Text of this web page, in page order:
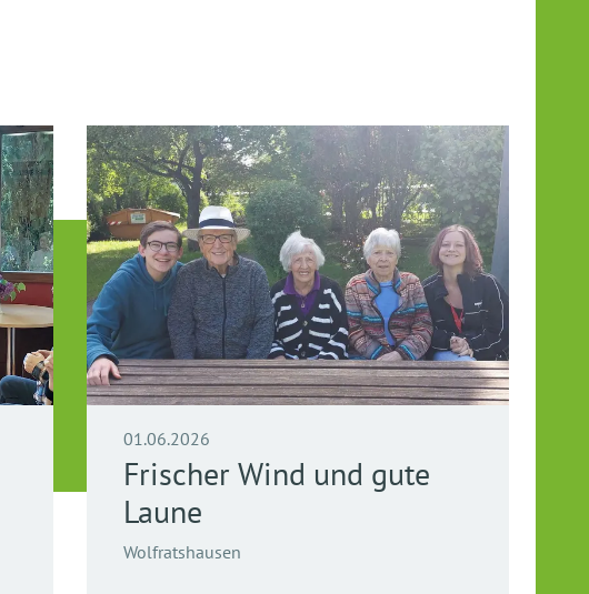
01.06.2026
Frischer Wind und gute
Laune
Wolfratshausen